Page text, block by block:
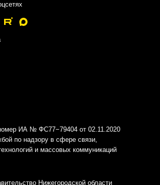
ИА № ФС77−79404 от 02.11.2020
по надзору в сфере связи,
и массовых коммуникаций
Нижегородской области